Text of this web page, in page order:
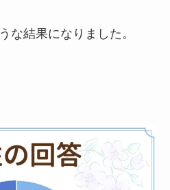
な結果になりました。